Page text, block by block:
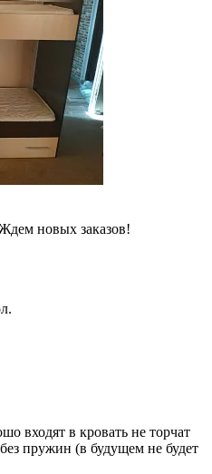
новых заказов!
входят в кровать не торчат
пружин (в будущем не будет